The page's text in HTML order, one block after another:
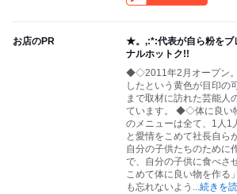
お店のPR
★。,:*:代表が自ら粉をブ
ナルホットク!!
◆◇2011年2月オープン
したという黄色が目印の
まで取材に訪れた芸能人
ています。 ◆◇体に良
のメニューは全て、1人1
と愛情をこめて社長自ら
自分の子供たちのために
で、自分の子供に食べさ
こめて体に良い物を作る
も忘れないよう ...続きを